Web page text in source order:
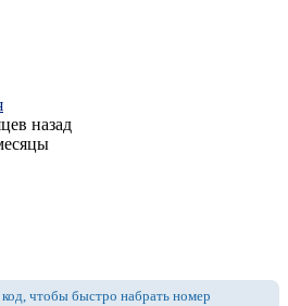
назад
чтобы быстро набрать номер